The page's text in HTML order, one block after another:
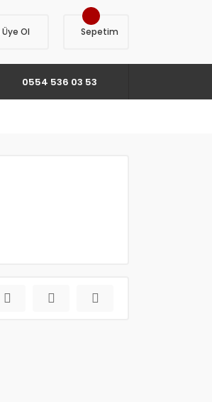
Üye Ol Sepetim
0554 536 03 53